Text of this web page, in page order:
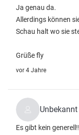
Ja genau da.
Allerdings können
Schau halt wo sie
Grüße fly
vor 4 Jahre
Unbekannt
Es gibt kein